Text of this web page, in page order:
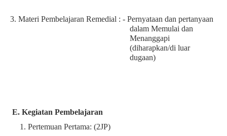
3. Materi Pembelajaran Remedial : - Pernyataan dan pertanyaan
dalamMemulai dan
Menanggapi
(diharapkan/di luar
dugaan)
E. Kegiatan Pembelajaran
1. Pertemuan Pertama: (2JP)